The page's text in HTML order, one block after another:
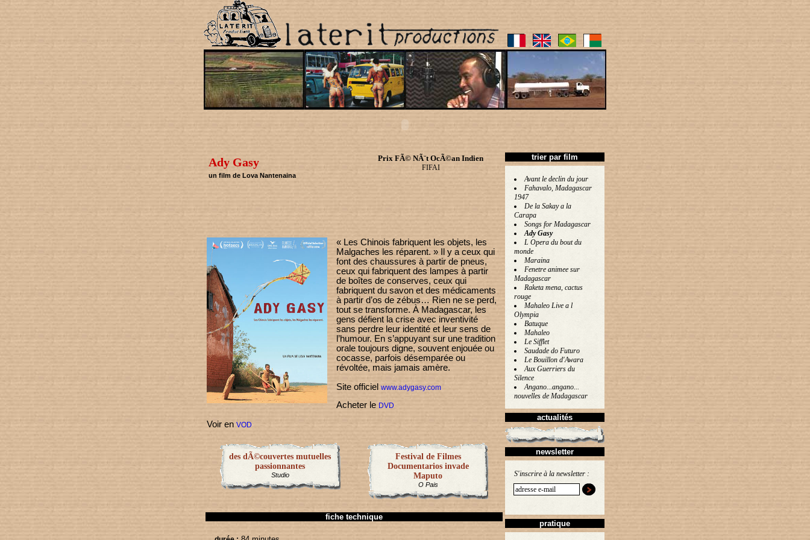
Ady Gasy
un film de Lova Nantenaina
Prix FÃ© NÃ¨t OcÃ©an Indien
FIFAI
« Les Chinois fabriquent les objets, les
Malgaches les réparent. » Il y a ceux qui
font des chaussures à partir de pneus,
ceux qui fabriquent des lampes à partir
de boîtes de conserves, ceux qui
fabriquent du savon et des médicaments
à partir d’os de zébus… Rien ne se perd,
tout se transforme. À Madagascar, les
gens défient la crise avec inventivité
sans perdre leur identité et leur sens de
l’humour. En s’appuyant sur une tradition
orale toujours digne, souvent enjouée ou
cocasse, parfois désemparée ou
révoltée, mais jamais amère.
Site officiel www.adygasy.com
Acheter le DVD
Voir en VOD
des dÃ©couvertes mutuelles
passionnantes
Studio
Festival de Filmes
Documentarios invade
Maputo
O Pais
fiche technique
trier par film
Avant le declin du jour
Fahavalo, Madagascar
1947
De la Sakay a la
Carapa
Songs for Madagascar
Ady Gasy
L Opera du bout du
monde
Maraina
Fenetre animee sur
Madagascar
Raketa mena, cactus
rouge
Mahaleo Live a l
Olympia
Batuque
Mahaleo
Le Sifflet
Saudade do Futuro
Le Bouillon d'Awara
Aux Guerriers du
Silence
Angano...angano...
nouvelles de Madagascar
actualités
newsletter
S'inscrire à la newsletter :
pratique